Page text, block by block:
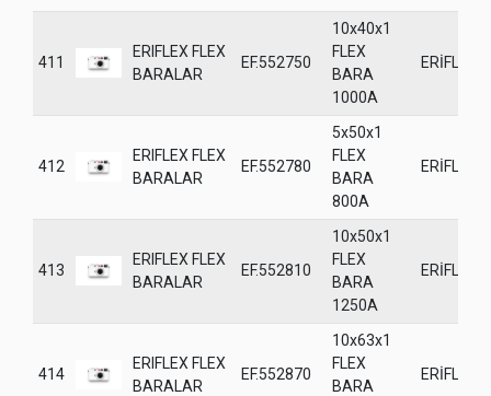
411
ERIFLEX FLEX
BARALAR
EF.552750
10x40x1
FLEX
BARA
1000A
ERİFLEX
412
ERIFLEX FLEX
BARALAR
EF.552780
5x50x1
FLEX
BARA
800A
ERİFLEX
413
ERIFLEX FLEX
BARALAR
EF.552810
10x50x1
FLEX
BARA
1250A
ERİFLEX
414
ERIFLEX FLEX
BARALAR
EF.552870
10x63x1
FLEX
BARA
ERİFLEX